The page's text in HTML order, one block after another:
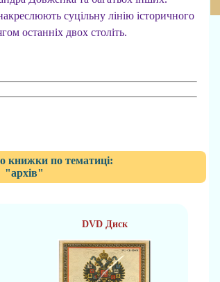
суцільну лінію історичного
останніх двох століть.
книжки по тематиці:
"архів"
DVD Диск